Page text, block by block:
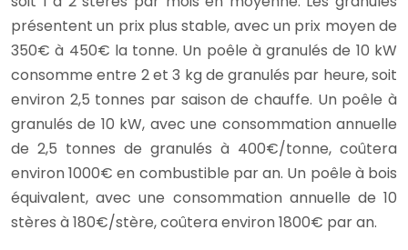
présentent un prix plus stable, avec un prix moyen de
350€ à 450€ la tonne. Un poêle à granulés de 10 kW
consomme entre 2 et 3 kg de granulés par heure, soit
environ 2,5 tonnes par saison de chauffe. Un poêle à
granulés de 10 kW, avec une consommation annuelle
de 2,5 tonnes de granulés à 400€/tonne, coûtera
environ 1000€ en combustible par an. Un poêle à bois
équivalent, avec une consommation annuelle de 10
stères à 180€/stère, coûtera environ 1800€ par an.